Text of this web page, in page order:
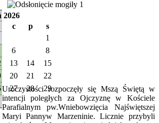
Uroczystości rozpoczęły się Mszą Świętą w
intencji poległych za Ojczyznę w Kościele
Parafialnym pw.Wniebowzięcia Najświętszej
Maryi Pannyw Marzeninie. Licznie przybyli
2026
c p
s
1
6
8
13 14
15
20 21
22
27 28
29